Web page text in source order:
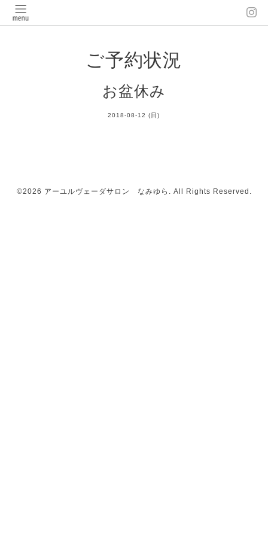
ご予約状況
お盆休み
2018-08-12 (日)
©2026 アーユルヴェーダサロン なみゆら . All Rights Reserved.